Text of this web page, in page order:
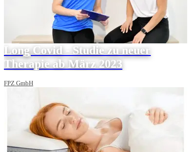
Long Covid - Studie zu neuer
Therapie ab März 2023
FPZ GmbH